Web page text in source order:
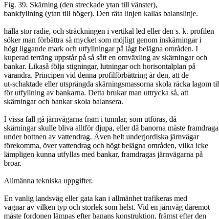
Fig. 39. Skärning (den streckade ytan till vänster),
bankfyllning (ytan till höger). Den räta linjen kallas balanslinje.
hålla stor radie, och sträckningen i vertikal led eller den s. k. profilen
söker man förbättra så mycket som möjligt genom inskärningar i
högt liggande mark och utfyllningar på lågt belägna områden. I
kuperad terräng uppstår på så sått en omväxling av skärningar och
bankar. Likaså följa stigningar, lutningar och horisontalplan på
varandra. Principen vid denna profilförbättring är den, att de
ut-schaktade eller utsprängda skärningsmassorna skola räcka lagom
för utfyllning av bankarna. Detta brukar man uttrycka så, att
skärningar och bankar skola balansera.
I vissa fall gå järnvägarna fram i tunnlar, som utföras, då
skärningar skulle bliva alltför djupa, eller då banorna måste
under bottnen av vattendrag. Även helt underjordiska järnvägar
förekomma, över vattendrag och högt belägna områden, vilka icke
lämpligen kunna utfyllas med bankar, framdragas järnvägarna på
broar.
Allmänna tekniska uppgifter.
En vanlig landsväg eller gata kan i allmänhet trafikeras med
vagnar av vilken typ och storlek som helst. Vid en järnväg däremot
måste fordonen lämpas efter banans konstruktion, främst efter den